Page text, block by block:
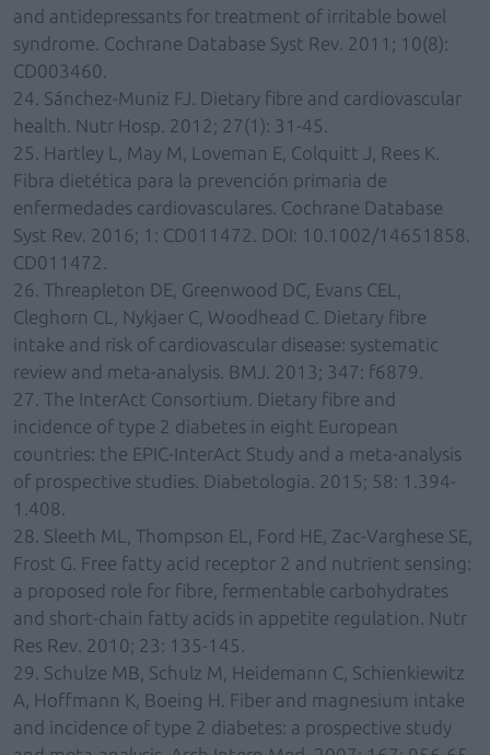
and antidepressants for treatment of irritable bowel
syndrome. Cochrane Database Syst Rev. 2011; 10(8):
CD003460.
24. Sánchez-Muniz FJ. Dietary fibre and cardiovascular
health. Nutr Hosp. 2012; 27(1): 31-45.
25. Hartley L, May M, Loveman E, Colquitt J, Rees K.
Fibra dietética para la prevención primaria de
enfermedades cardiovasculares. Cochrane Database
Syst Rev. 2016; 1: CD011472. DOI: 10.1002/14651858.
CD011472.
26. Threapleton DE, Greenwood DC, Evans CEL,
Cleghorn CL, Nykjaer C, Woodhead C. Dietary fibre
intake and risk of cardiovascular disease: systematic
review and meta-analysis. BMJ. 2013; 347: f6879.
27. The InterAct Consortium. Dietary fibre and
incidence of type 2 diabetes in eight European
countries: the EPIC-InterAct Study and a meta-analysis
of prospective studies. Diabetologia. 2015; 58: 1.394-
1.408.
28. Sleeth ML, Thompson EL, Ford HE, Zac-Varghese SE,
Frost G. Free fatty acid receptor 2 and nutrient sensing:
a proposed role for fibre, fermentable carbohydrates
and short-chain fatty acids in appetite regulation. Nutr
Res Rev. 2010; 23: 135-145.
29. Schulze MB, Schulz M, Heidemann C, Schienkiewitz
A, Hoffmann K, Boeing H. Fiber and magnesium intake
and incidence of type 2 diabetes: a prospective study